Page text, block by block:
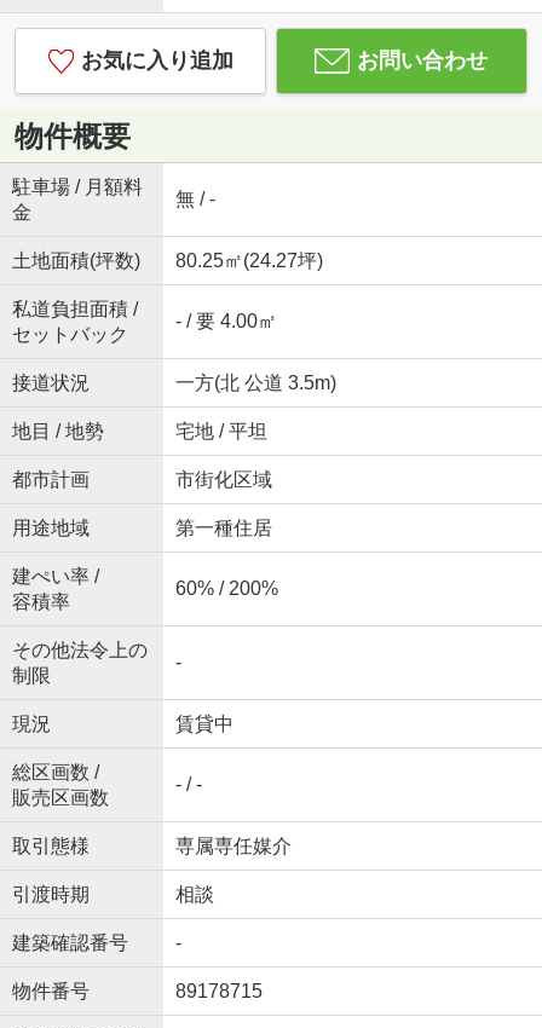
お気に入り追加 お問い合わせ
物件概要
駐車場 / 月額料
金
無 / -
土地面積(坪数) 80.25㎡(24.27坪)
私道負担面積 /
セットバック
- / 要 4.00㎡
接道状況 一方(北 公道 3.5m)
地目 / 地勢 宅地 / 平坦
都市計画 市街化区域
用途地域 第一種住居
建ぺい率 /
容積率
60% / 200%
その他法令上の
制限
-
現況 賃貸中
総区画数 /
販売区画数
- / -
取引態様 専属専任媒介
引渡時期 相談
建築確認番号 -
物件番号 89178715